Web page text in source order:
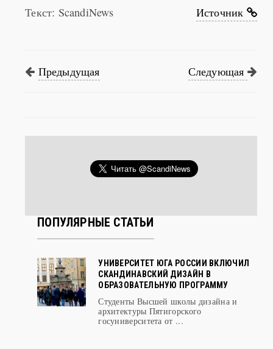
ПОПУЛЯРНЫЕ СТАТЬИ
УНИВЕРСИТЕТ ЮГА РОССИИ ВКЛЮЧИЛ
ОБРАЗОВАТЕЛЬНУЮ ПРОГРАММУ
Студенты Высшей школы дизайна и
архитектуры Пятигорского